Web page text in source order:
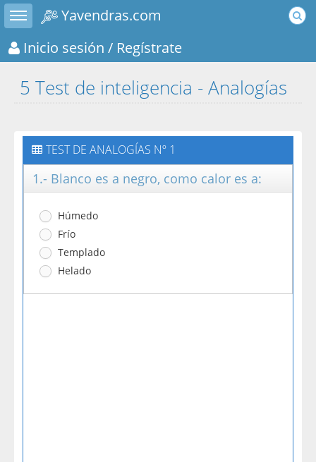
Toggle sidebar
Yavendras.com
Inicio sesión / Regístrate
5 Test de inteligencia - Analogías
TEST DE ANALOGÍAS Nº 1
1.- Blanco es a negro, como calor es a:
Húmedo
Frío
Templado
Helado